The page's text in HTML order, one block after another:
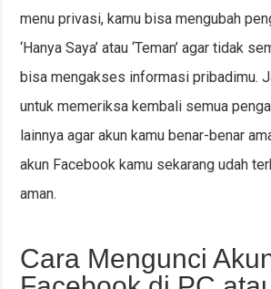
menu privasi, kamu bisa mengubah
‘Hanya Saya’ atau ‘Teman’ agar tidak
bisa mengakses informasi pribadimu.
untuk memeriksa kembali semua
lainnya agar akun kamu benar-benar
akun Facebook kamu sekarang udah
aman.
Cara Mengunci